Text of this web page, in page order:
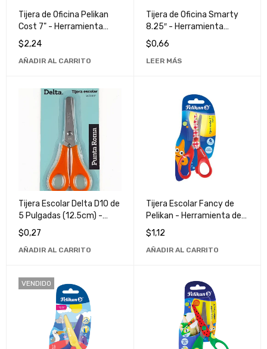
Tijera de Oficina Pelikan
Cost 7" - Herramienta
Esencial para Cortar con
Precisión
$2,24
AÑADIR AL CARRITO
Tijera de Oficina Smarty
8.25″ - Herramienta
Esencial para Trabajos de
Oficina y Manualidades
$0,66
LEER MÁS
Tijera Escolar Delta D10 de
5 Pulgadas (12.5cm) -
Herramienta de Corte
Precisa y Segura para
Niños
$0,27
AÑADIR AL CARRITO
Tijera Escolar Fancy de
Pelikan - Herramienta de
Corte Ideal para Uso
Escolar
$1,12
AÑADIR AL CARRITO
VENDIDO